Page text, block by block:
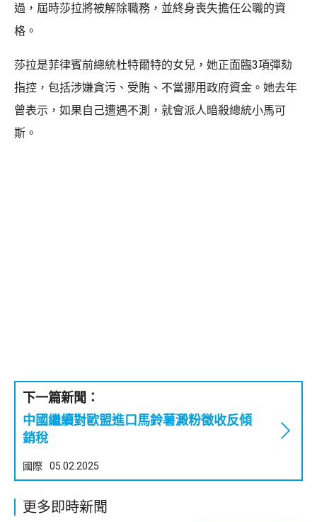
過，屆時莎拉將被解除職務，並終身喪失擔任公職的資
格。
莎拉是菲律賓前總統杜特爾特的女兒，她正面臨3項彈劾
指控，包括涉嫌貪污、受賄、不當挪用政府資金。她去年
曾表示，如果自己遭遇不測，就會派人暗殺總統小馬可
斯。
下一篇新聞：
中國繼續對歐盟進口馬鈴薯澱粉徵收反傾
銷稅
國際 05.02.2025
更多即時新聞